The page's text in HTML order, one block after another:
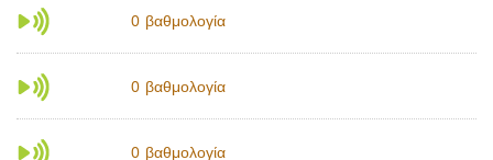
0 βαθμολογία
0 βαθμολογία
0 βαθμολογία